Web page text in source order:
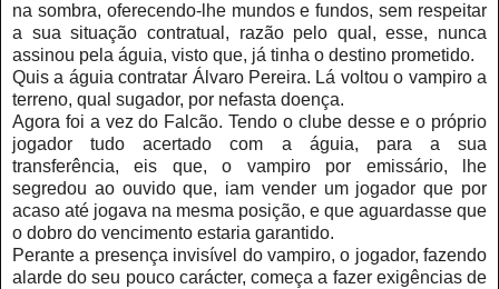
na sombra, oferecendo-lhe mundos e fundos, sem respeitar
a sua situação contratual, razão pelo qual, esse, nunca
assinou pela águia, visto que, já tinha o destino prometido.
Quis a águia contratar Álvaro Pereira. Lá voltou o vampiro a
terreno, qual sugador, por nefasta doença.
Agora foi a vez do Falcão. Tendo o clube desse e o próprio
jogador tudo acertado com a águia, para a sua
transferência, eis que, o vampiro por emissário, lhe
segredou ao ouvido que, iam vender um jogador que por
acaso até jogava na mesma posição, e que aguardasse que
o dobro do vencimento estaria garantido.
Perante a presença invisível do vampiro, o jogador, fazendo
alarde do seu pouco carácter, começa a fazer exigências de